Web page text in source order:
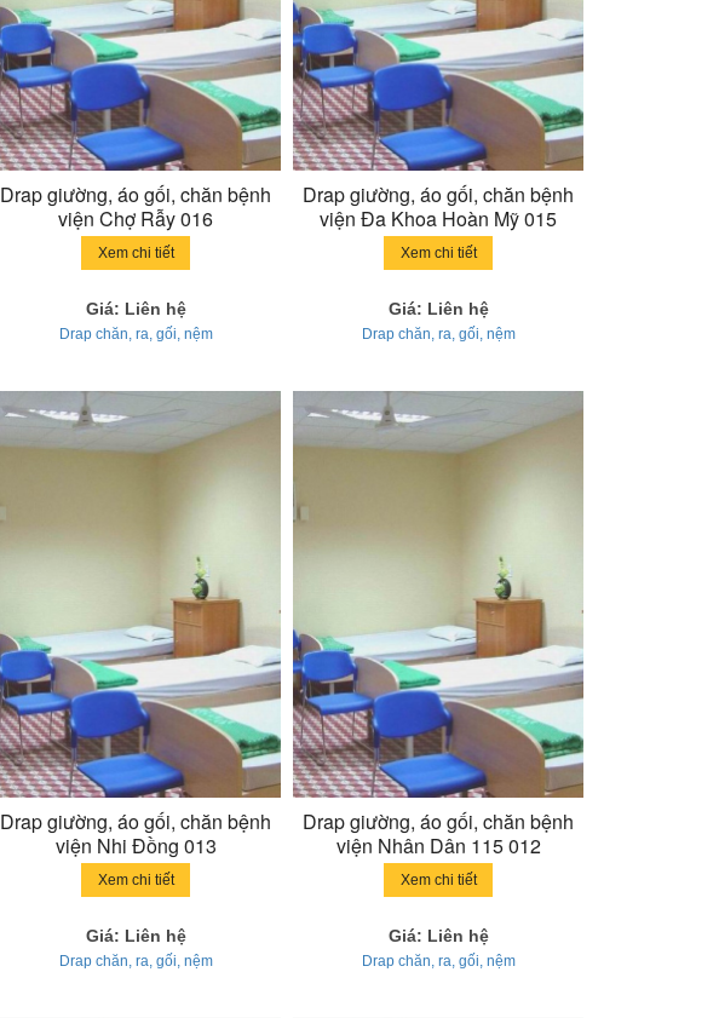
Drap giường, áo gối, chăn bệnh
viện Chợ Rẫy 016
Xem chi tiết
Giá: Liên hệ
Drap chăn, ra, gối, nệm
Drap giường, áo gối, chăn bệnh
viện Đa Khoa Hoàn Mỹ 015
Xem chi tiết
Giá: Liên hệ
Drap chăn, ra, gối, nệm
Drap giường, áo gối, chăn bệnh
viện Nhi Đồng 013
Xem chi tiết
Giá: Liên hệ
Drap chăn, ra, gối, nệm
Drap giường, áo gối, chăn bệnh
viện Nhân Dân 115 012
Xem chi tiết
Giá: Liên hệ
Drap chăn, ra, gối, nệm